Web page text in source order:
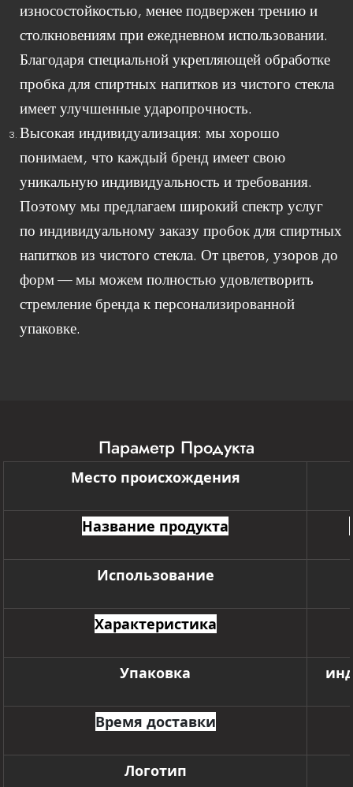
износостойкостью, менее подвержен трению и
столкновениям при ежедневном использовании.
Благодаря специальной укрепляющей обработке
пробка для спиртных напитков из чистого стекла
имеет улучшенные ударопрочность.
Высокая индивидуализация: мы хорошо
понимаем, что каждый бренд имеет свою
уникальную индивидуальность и требования.
Поэтому мы предлагаем широкий спектр услуг
по индивидуальному заказу пробок для спиртных
напитков из чистого стекла. От цветов, узоров до
форм — мы можем полностью удовлетворить
стремление бренда к персонализированной
упаковке.
Параметр Продукта
Место происхождения
Название продукта
Использование
Характеристика
Упаковка
Время доставки
Логотип